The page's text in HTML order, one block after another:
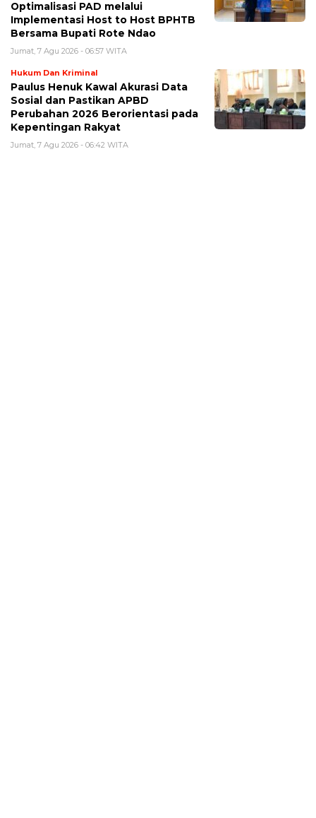
Optimalisasi PAD melalui
Implementasi Host to Host BPHTB
Bersama Bupati Rote Ndao
Jumat, 7 Agu 2026 - 06:57 WITA
Hukum Dan Kriminal
Paulus Henuk Kawal Akurasi Data
Sosial dan Pastikan APBD
Perubahan 2026 Berorientasi pada
Kepentingan Rakyat
Jumat, 7 Agu 2026 - 06:42 WITA